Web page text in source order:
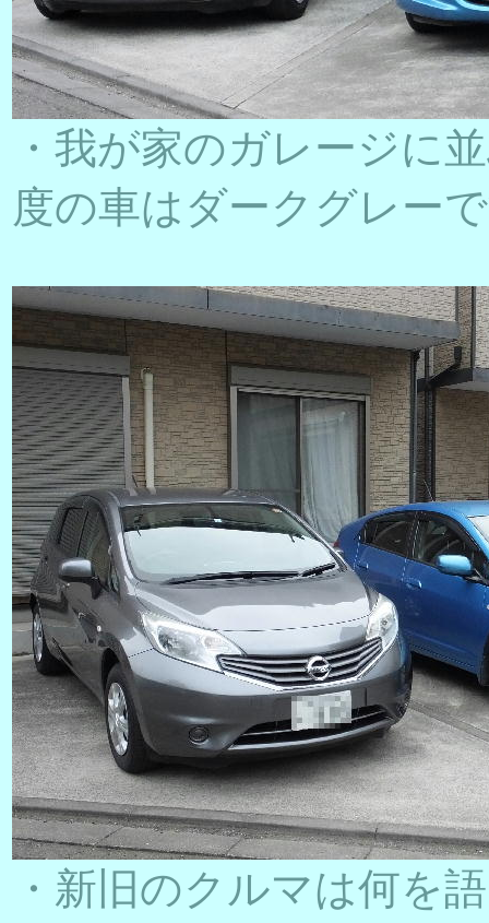
・我が家のガレージに
度の車はダークグレー
・新旧のクルマは何を